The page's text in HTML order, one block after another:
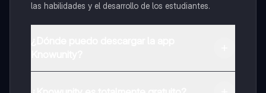
las habilidades y el desarrollo de los estudiantes.